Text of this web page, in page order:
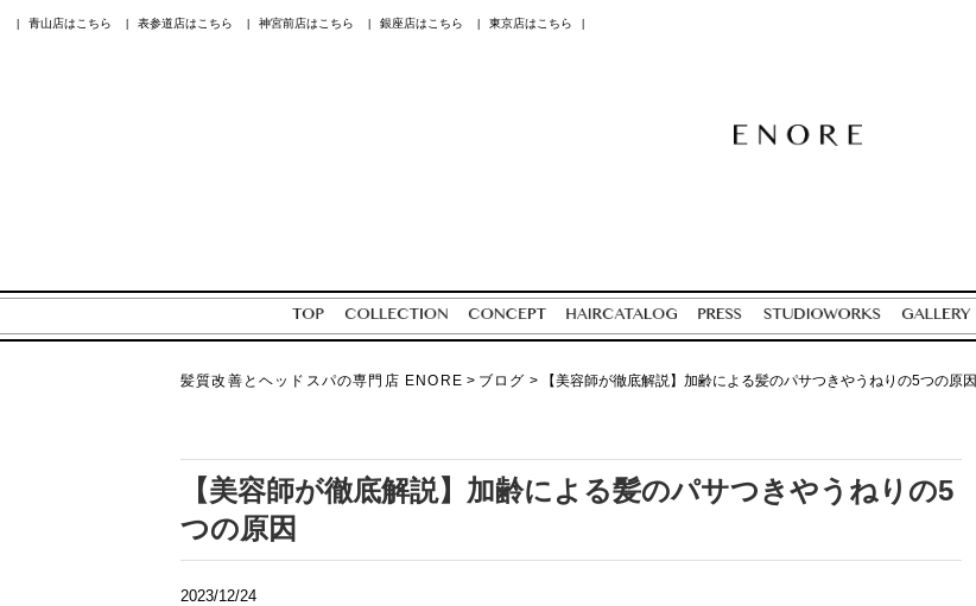
青山店はこちら 表参道店はこちら 神宮前店はこちら 銀座店はこちら 東京店はこちら
髪質改善とヘッドスパの専門店 ENORE > ブログ > 【美容師が徹底解説】加齢による髪のパサつきやうねりの5つの原因
【美容師が徹底解説】加齢による髪のパサつきやうねりの5
つの原因
2023/12/24